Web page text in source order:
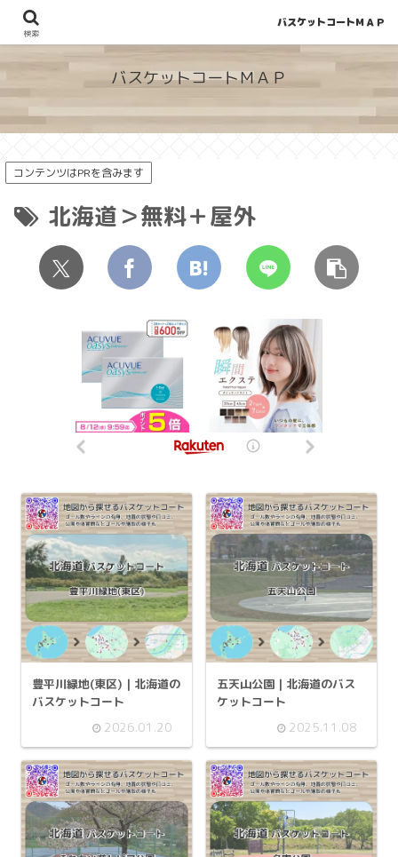
地図から探せる！穴場が見つかるバスケットコート情報
バスケットコートＭＡＰ
コンテンツはPRを含みます
北海道＞無料＋屋外
豊平川緑地(東区) | 北海道の
バスケットコート
2026.01.20
五天山公園 | 北海道のバス
ケットコート
2025.11.08
検索
バスケットコートＭＡＰ